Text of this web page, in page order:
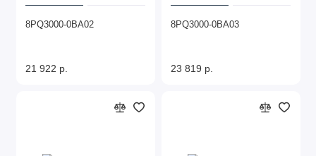
8PQ3000-0BA02
21 922 р.
8PQ3000-0BA03
23 819 р.